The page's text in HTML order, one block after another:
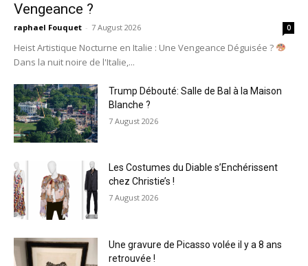
Vengeance ?
raphael Fouquet - 7 August 2026 0
Heist Artistique Nocturne en Italie : Une Vengeance Déguisée ?
Dans la nuit noire de l'Italie,...
Trump Débouté: Salle de Bal à la Maison
Blanche ?
7 August 2026
Les Costumes du Diable s’Enchérissent
chez Christie’s !
7 August 2026
Une gravure de Picasso volée il y a 8 ans
retrouvée !